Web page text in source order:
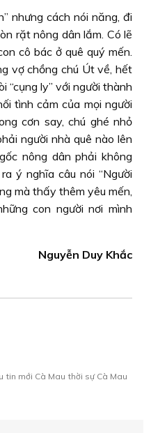
nhưng cách nói năng, đi
rặt nông dân lắm. Có lẽ
cô bác ở quê quý mến.
vợ chồng chú Út về, hết
“cụng ly” với người thành
tình cảm của mọi người
cơn say, chú ghé nhỏ
người nhà quê nào lên
nông dân phải không
ý nghĩa câu nói “Người
mà thấy thêm yêu mến,
con người nơi mình
Nguyễn Duy Khắc
tin mới Cà Mau thời sự Cà Mau